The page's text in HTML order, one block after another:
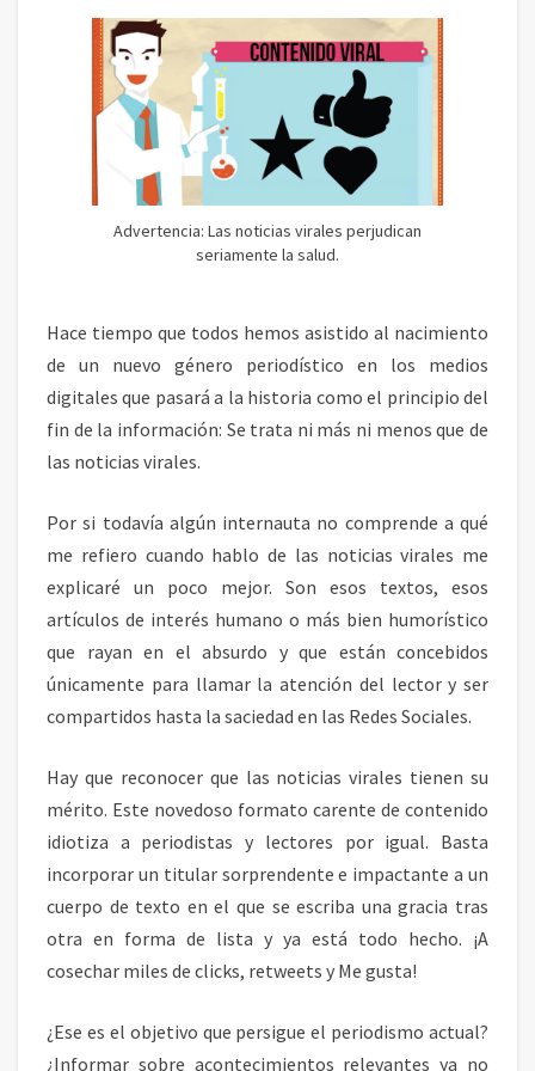
S
R
A
E
S
I
E
C
T
A
P
E
R
O
D
I
S
Advertencia: Las noticias virales perjudican
seriamente la salud.
Hace tiempo que todos hemos asistido al nacimiento
de un nuevo género periodístico en los medios
digitales que pasará a la historia como el principio del
fin de la información: Se trata ni más ni menos que de
las noticias virales.
Por si todavía algún internauta no comprende a qué
me refiero cuando hablo de las noticias virales me
explicaré un poco mejor. Son esos textos, esos
artículos de interés humano o más bien humorístico
que rayan en el absurdo y que están concebidos
únicamente para llamar la atención del lector y ser
compartidos hasta la saciedad en las Redes Sociales.
Hay que reconocer que las noticias virales tienen su
mérito. Este novedoso formato carente de contenido
idiotiza a periodistas y lectores por igual. Basta
incorporar un titular sorprendente e impactante a un
cuerpo de texto en el que se escriba una gracia tras
otra en forma de lista y ya está todo hecho. ¡A
cosechar miles de clicks, retweets y Me gusta!
¿Ese es el objetivo que persigue el periodismo actual?
¿Informar sobre acontecimientos relevantes ya no